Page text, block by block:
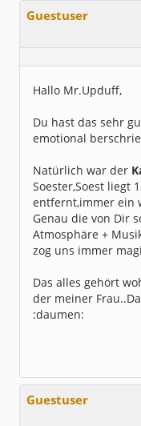
Guestuser
Hallo Mr.Upduff,
Du hast das sehr
emotional
Natürlich war der
Soester,Soest liegt
entfernt,immer ein
Genau die von Dir
Atmosphäre +
zog uns immer
Das alles gehört
der meiner
:daumen:
Guestuser